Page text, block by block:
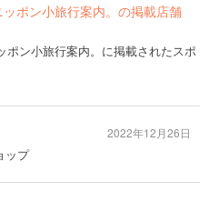
ポン小旅行案内。の掲載店舗
ン小旅行案内。に掲載されたスポ
ップ
2022年12月26日